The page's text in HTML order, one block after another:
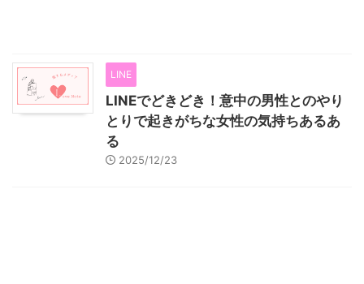
LINE
LINEでどきどき！意中の男性とのやり
とりで起きがちな女性の気持ちあるあ
る
2025/12/23